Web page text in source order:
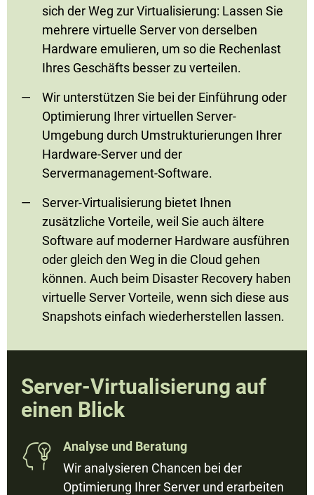
sich der Weg zur Virtualisierung: Lassen Sie
mehrere virtuelle Server von derselben
Hardware emulieren, um so die Rechenlast
Ihres Geschäfts besser zu verteilen.
Wir unterstützen Sie bei der Einführung oder
Optimierung Ihrer virtuellen Server-
Umgebung durch Umstrukturierungen Ihrer
Hardware-Server und der
Servermanagement-Software.
Server-Virtualisierung bietet Ihnen
zusätzliche Vorteile, weil Sie auch ältere
Software auf moderner Hardware ausführen
oder gleich den Weg in die Cloud gehen
können. Auch beim Disaster Recovery haben
virtuelle Server Vorteile, wenn sich diese aus
Snapshots einfach wiederherstellen lassen.
Server-Virtualisierung auf
einen Blick

Analyse und Beratung
Wir analysieren Chancen bei der
Optimierung Ihrer Server und erarbeiten